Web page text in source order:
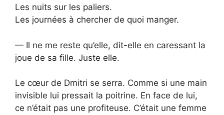
Les nuits sur les paliers.
Les journées à chercher de quoi manger.
— Il ne me reste qu’elle, dit-elle en caressant la
joue de sa fille. Juste elle.
Le cœur de Dmitri se serra. Comme si une main
invisible lui pressait la poitrine. En face de lui,
ce n’était pas une profiteuse. C’était une femme